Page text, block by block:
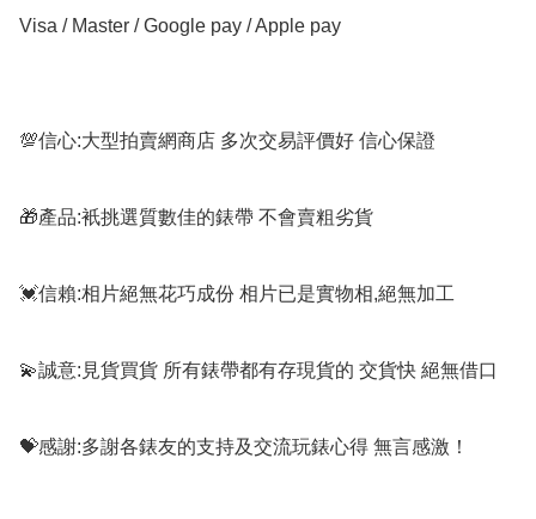
Visa / Master / Google pay / Apple pay
💯信心:大型拍賣網商店 多次交易評價好 信心保證
🎁產品:衹挑選質數佳的錶帶 不會賣粗劣貨
💓信賴:相片絕無花巧成份 相片已是實物相,絕無加工
💫誠意:見貨買貨 所有錶帶都有存現貨的 交貨快 絕無借口
💝感謝:多謝各錶友的支持及交流玩錶心得 無言感激！